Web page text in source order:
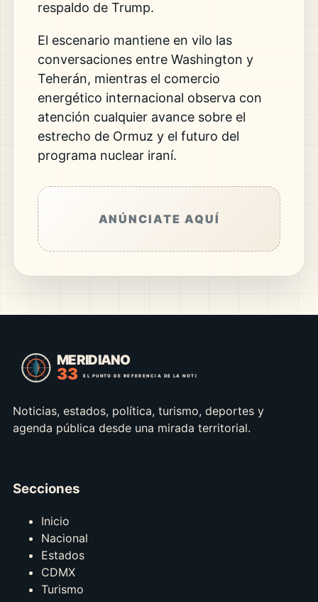
respaldo de Trump.
El escenario mantiene en vilo las
conversaciones entre Washington y
Teherán, mientras el comercio
energético internacional observa con
atención cualquier avance sobre el
estrecho de Ormuz y el futuro del
programa nuclear iraní.
ANÚNCIATE AQUÍ
Noticias, estados, política, turismo, deportes y
agenda pública desde una mirada territorial.
Secciones
Inicio
Nacional
Estados
CDMX
Turismo